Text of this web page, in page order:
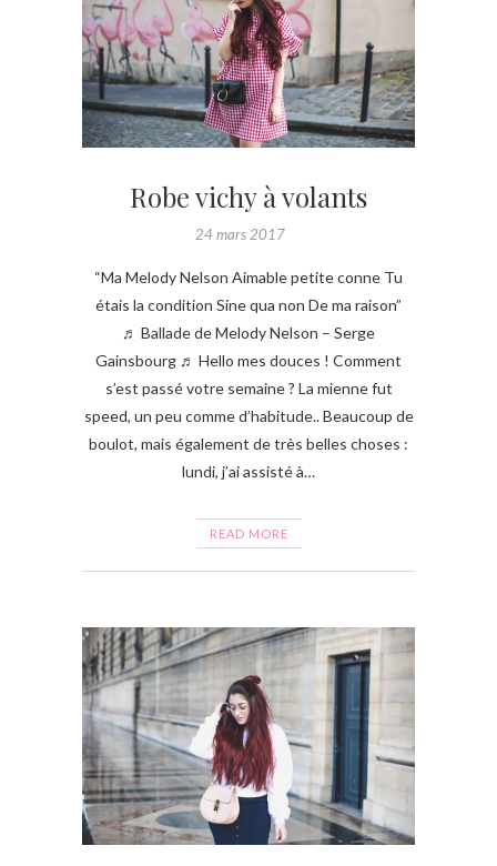
Robe vichy à volants
24 mars 2017
“Ma Melody Nelson Aimable petite conne Tu
étais la condition Sine qua non De ma raison”
♬ Ballade de Melody Nelson – Serge
Gainsbourg ♬ Hello mes douces ! Comment
s’est passé votre semaine ? La mienne fut
speed, un peu comme d’habitude.. Beaucoup de
boulot, mais également de très belles choses :
lundi, j’ai assisté à…
READ MORE